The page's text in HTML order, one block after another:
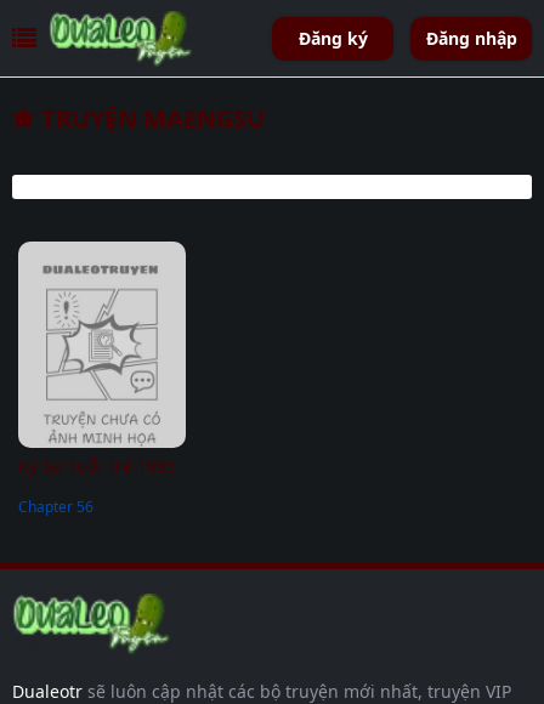
Đăng ký Đăng nhập
TRUYỆN MAENGSU
Ký Sự Tuổi Trẻ 1995
Chapter 56
Dualeotr sẽ luôn cập nhật các bộ truyện mới nhất, truyện VIP